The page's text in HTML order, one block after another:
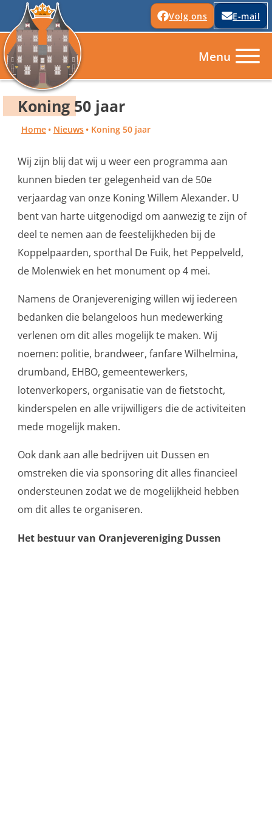
Volg ons E-mail
Koning 50 jaar
Home Nieuws Koning 50 jaar
Wij zijn blij dat wij u weer een programma aan
kunnen bieden ter gelegenheid van de 50e
verjaardag van onze Koning Willem Alexander. U
bent van harte uitgenodigd om aanwezig te zijn of
deel te nemen aan de feestelijkheden bij de
Koppelpaarden, sporthal De Fuik, het Peppelveld,
de Molenwiek en het monument op 4 mei.
Namens de Oranjevereniging willen wij iedereen
bedanken die belangeloos hun medewerking
verlenen om dit alles mogelijk te maken. Wij
noemen: politie, brandweer, fanfare Wilhelmina,
drumband, EHBO, gemeentewerkers,
lotenverkopers, organisatie van de fietstocht,
kinderspelen en alle vrijwilligers die de activiteiten
mede mogelijk maken.
Ook dank aan alle bedrijven uit Dussen en
omstreken die via sponsoring dit alles financieel
ondersteunen zodat we de mogelijkheid hebben
om dit alles te organiseren.
Het bestuur van Oranjevereniging Dussen